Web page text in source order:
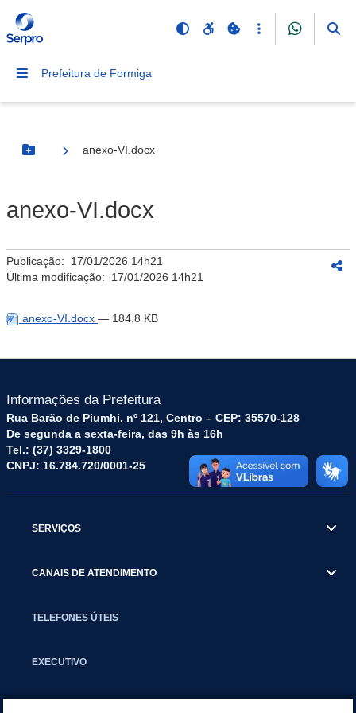
Prefeitura de Formiga
Botão Menu
anexo-VI.docx
anexo-VI.docx
Publicação: 17/01/2026 14h21
Última modificação: 17/01/2026 14h21
anexo-VI.docx — 184.8 KB
Informações da Prefeitura
Rua Barão de Piumhi, nº 121, Centro – CEP: 35570-128
De segunda a sexta-feira, das 9h às 16h
Tel.: (37) 3329-1800
CNPJ: 16.784.720/0001-25
SERVIÇOS
CANAIS DE ATENDIMENTO
TELEFONES ÚTEIS
EXECUTIVO